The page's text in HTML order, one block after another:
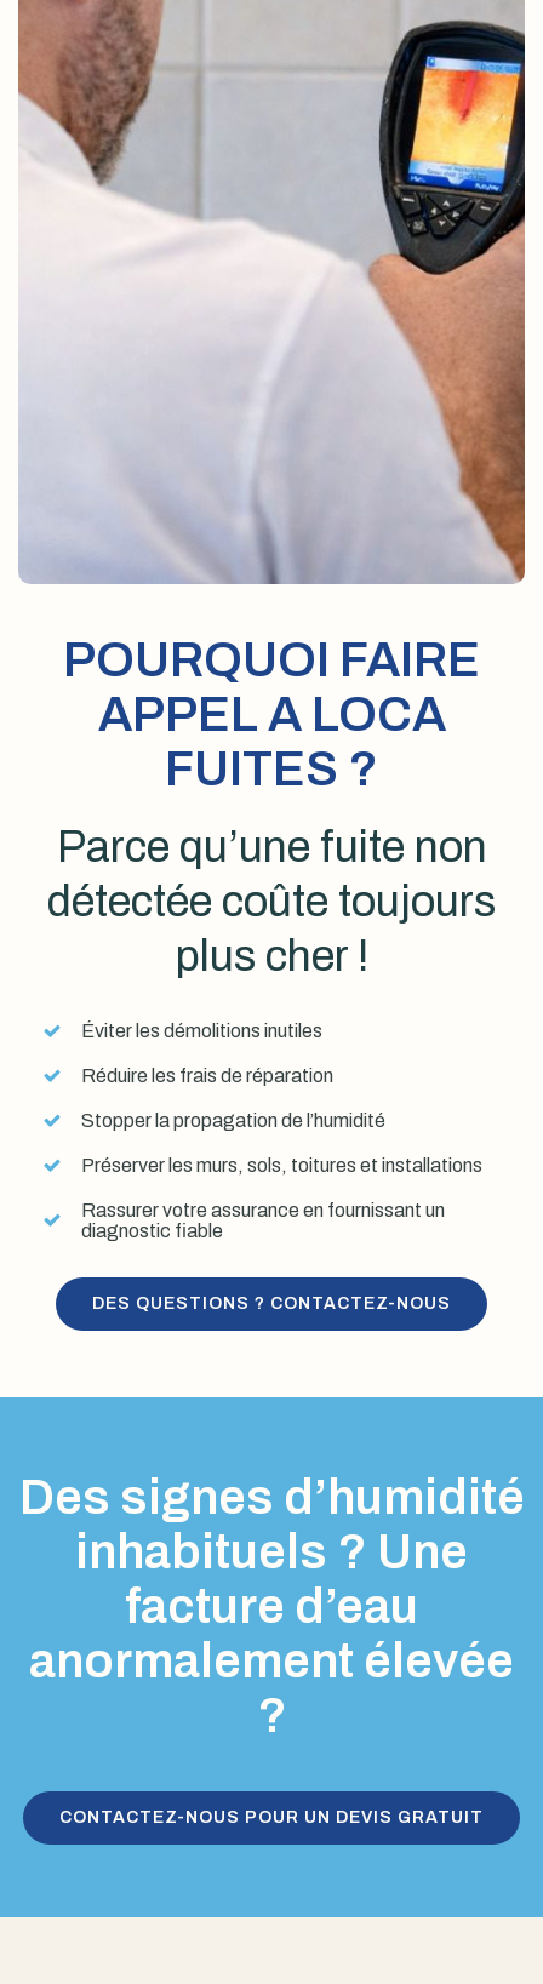
POURQUOI FAIRE
APPEL A LOCA
FUITES ?
Parce qu’une fuite non
détectée coûte toujours
plus cher !
Éviter les démolitions inutiles
Réduire les frais de réparation
Stopper la propagation de l’humidité
Préserver les murs, sols, toitures et installations
Rassurer votre assurance en fournissant un
diagnostic fiable
DES QUESTIONS ? CONTACTEZ-NOUS
Des signes d’humidité
inhabituels ? Une
facture d’eau
anormalement élevée
?
CONTACTEZ-NOUS POUR UN DEVIS GRATUIT